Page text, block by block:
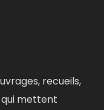
recueils,
mettent